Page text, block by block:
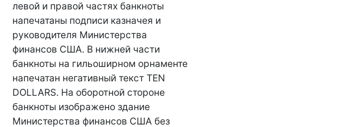
левой и правой частях банкноты
напечатаны подписи казначея и
руководителя Министерства
финансов США. В нижней части
банкноты на гильоширном орнаменте
напечатан негативный текст TEN
DOLLARS. На оборотной стороне
банкноты изображено здание
Министерства финансов США без